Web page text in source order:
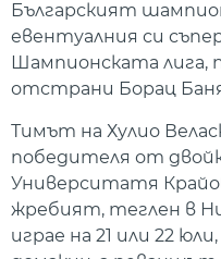
Българският
евентуалния си
Шампионската лига,
отстрани Борац
Тимът на Хулио
победителя от
Университатя
жребият, теглен в
играе на 21 или 22